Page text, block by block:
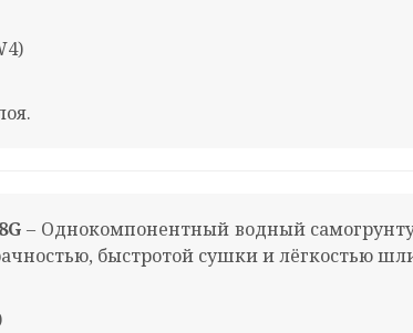
– Однокомпонентный водный
быстротой сушки и лёгкостью